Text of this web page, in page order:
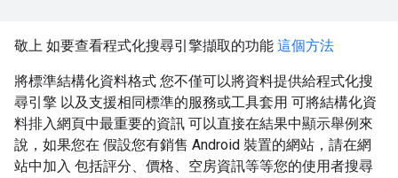
敬上 如要查看程式化搜尋引擎擷取的功能 這個方法
將標準結構化資料格式 您不僅可以將資料提供給程式化搜
尋引擎 以及支援相同標準的服務或工具套用 可將結構化資
料排入網頁中最重要的資訊 可以直接在結果中顯示舉例來
說，如果您在 假設您有銷售 Android 裝置的網站，請在網
站中加入 包括評分、價格、空房資訊等等您的使用者搜尋